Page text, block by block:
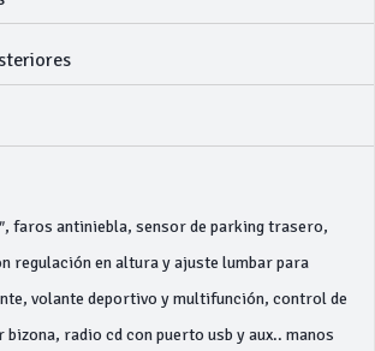
faros antiniebla, sensor de parking trasero,
regulación en altura y ajuste lumbar para
volante deportivo y multifunción, control de
radio cd con puerto usb y aux.. manos